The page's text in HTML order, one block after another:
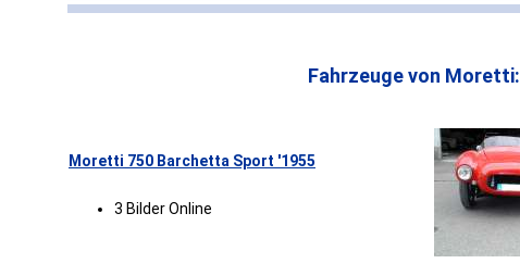
Fahrzeuge von Moretti:
Moretti 750 Barchetta Sport '1955
3 Bilder Online